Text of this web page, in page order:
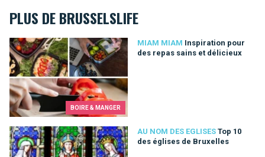
PLUS DE BRUSSELSLIFE
BOIRE & MANGER
MIAM MIAM Inspiration pour
des repas sains et délicieux
Inspiration pour des repas sains et délicieux
AU NOM DES EGLISES Top 10
des églises de Bruxelles
Top 10 des églises de Bruxelles